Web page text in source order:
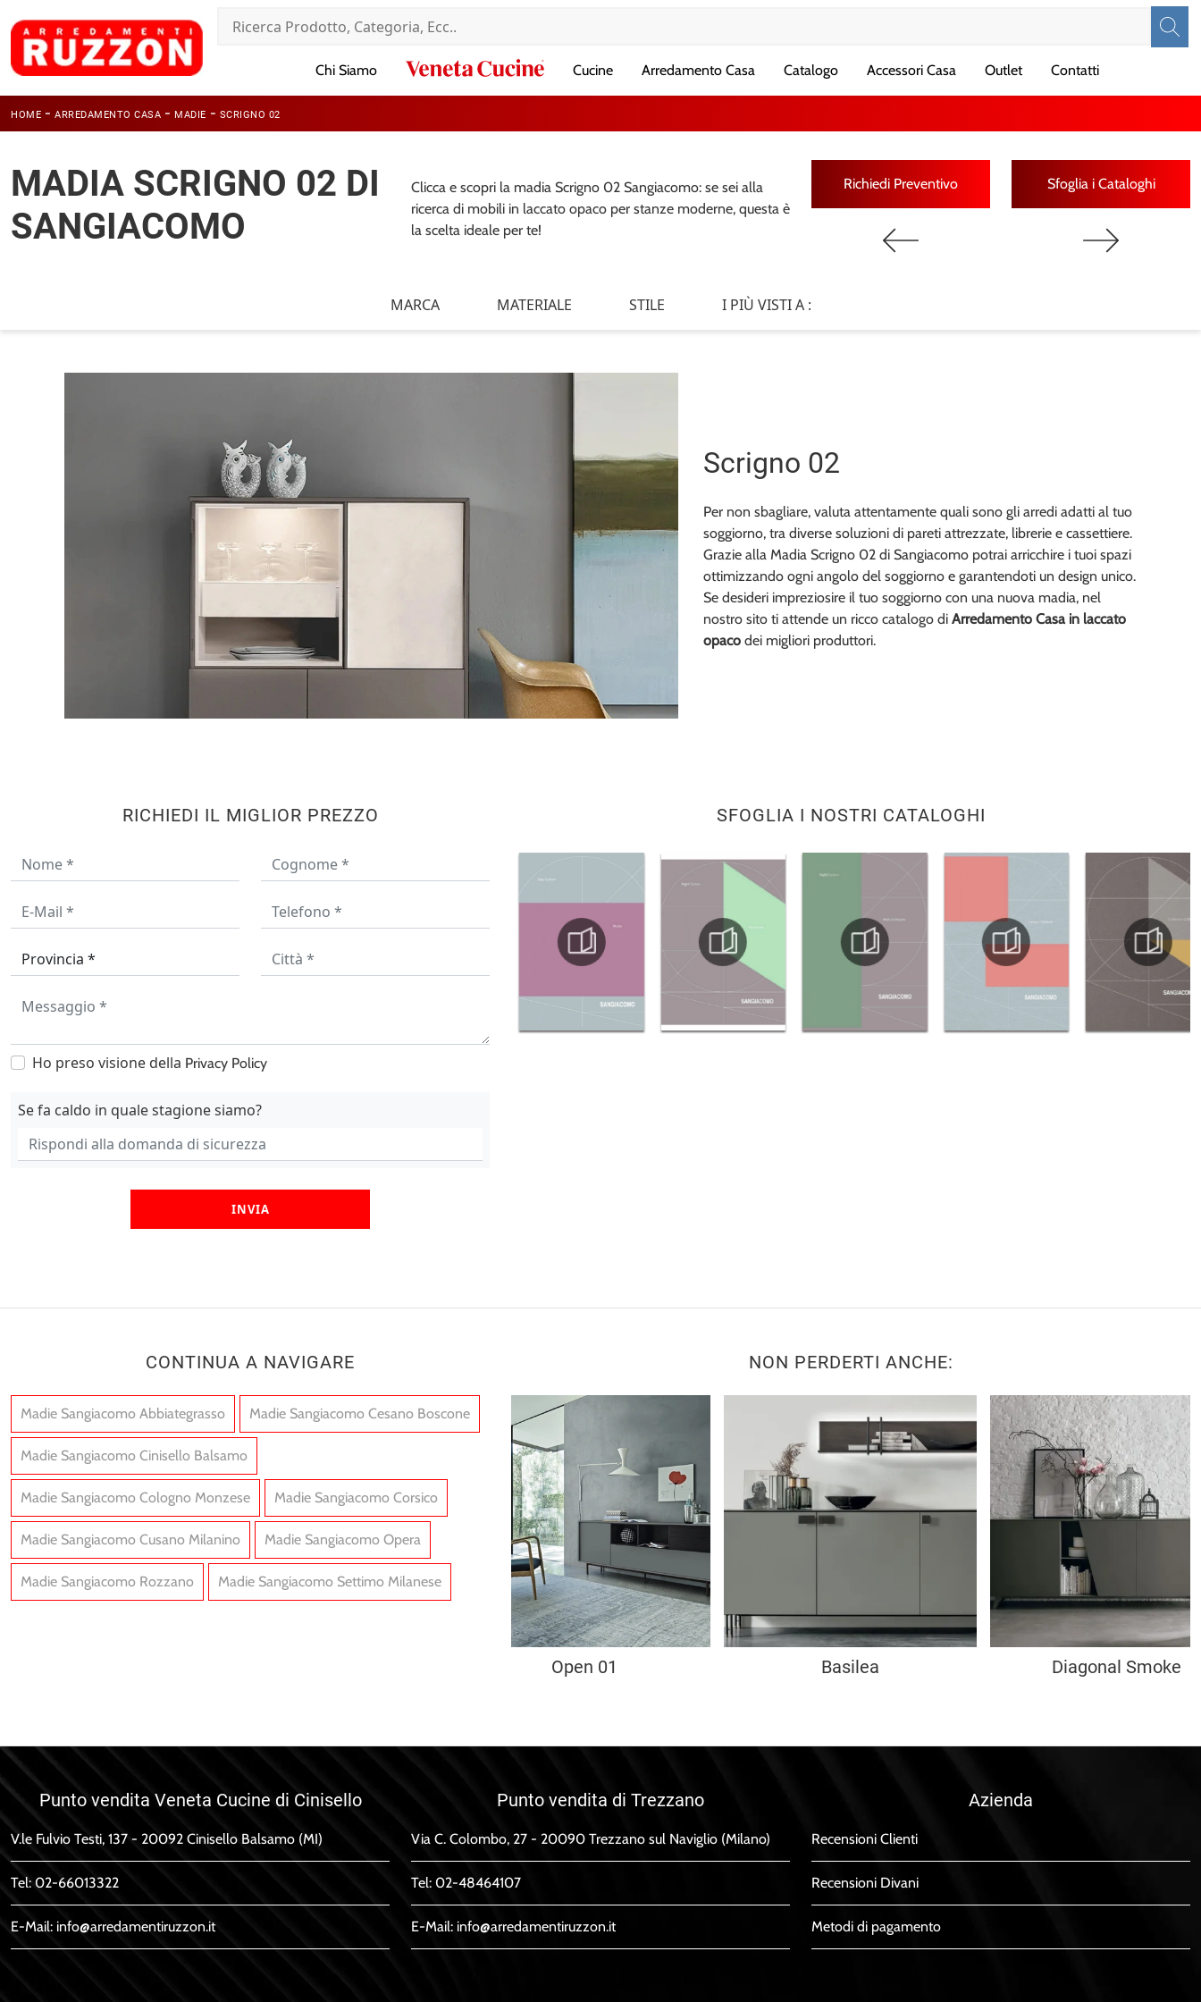
Chi Siamo
VenetaCucine Arredamento Casa Catalogo Accessori Casa Outlet Contatti
HOME - ARREDAMENTO CASA - MADIE - SCRIGNO 02
MADIA SCRIGNO 02 DI
SANGIACOMO
Clicca e scopri la madia Scrigno 02 Sangiacomo: se sei alla
ricerca di mobili in laccato opaco per stanze moderne, questa è
la scelta ideale per te!
Richiedi Preventivo Sfoglia i Cataloghi
MARCA MATERIALE STILE I PIÙ VISTI A :
Scrigno 02
Per non sbagliare, valuta attentamente quali sono gli arredi adatti al tuo
soggiorno, tra diverse soluzioni di pareti attrezzate, librerie e cassettiere.
Grazie alla Madia Scrigno 02 di Sangiacomo potrai arricchire i tuoi spazi
ottimizzando ogni angolo del soggiorno e garantendoti un design unico.
Se desideri impreziosire il tuo soggiorno con una nuova madia, nel
nostro sito ti attende un ricco catalogo di Arredamento Casa in laccato
opacodei migliori produttori.
SFOGLIA I NOSTRI CATALOGHI
RICHIEDI IL MIGLIOR PREZZO
Ho preso visione della Privacy Policy
Se fa caldo in quale stagione siamo?
INVIA
NON PERDERTI ANCHE:
Open 01 Basilea Diagonal Smoke
CONTINUA A NAVIGARE
Madie Sangiacomo Abbiategrasso Madie Sangiacomo Cesano Boscone
Madie Sangiacomo Cinisello Balsamo
Madie Sangiacomo Cologno Monzese Madie Sangiacomo Corsico
Madie Sangiacomo Cusano Milanino Madie Sangiacomo Opera
Madie Sangiacomo Rozzano Madie Sangiacomo Settimo Milanese
Punto vendita Veneta Cucine di Cinisello
V.le Fulvio Testi, 137 - 20092 Cinisello Balsamo (MI)
Tel: 02-66013322
E-Mail: info@arredamentiruzzon.it
Punto vendita di Trezzano
Via C. Colombo, 27 - 20090 Trezzano sul Naviglio (Milano)
Tel: 02-48464107
E-Mail: info@arredamentiruzzon.it
Azienda
Recensioni Clienti
Recensioni Divani
Metodi di pagamento